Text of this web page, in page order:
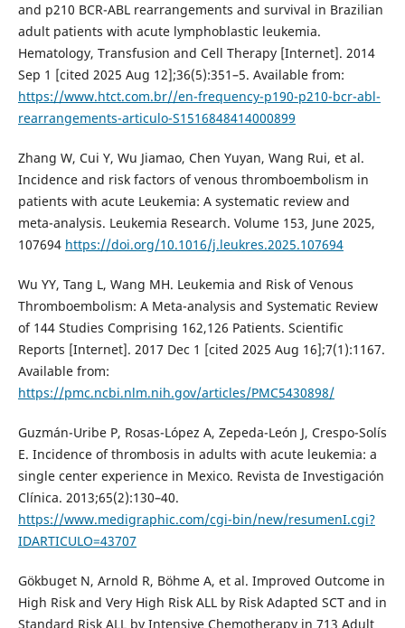
and p210 BCR-ABL rearrangements and survival in Brazilian
adult patients with acute lymphoblastic leukemia.
Hematology, Transfusion and Cell Therapy [Internet]. 2014
Sep 1 [cited 2025 Aug 12];36(5):351–5. Available from:
https://www.htct.com.br//en-frequency-p190-p210-bcr-abl-
rearrangements-articulo-S1516848414000899
Zhang W, Cui Y, Wu Jiamao, Chen Yuyan, Wang Rui, et al.
Incidence and risk factors of venous thromboembolism in
patients with acute Leukemia: A systematic review and
meta-analysis. Leukemia Research. Volume 153, June 2025,
107694 https://doi.org/10.1016/j.leukres.2025.107694
Wu YY, Tang L, Wang MH. Leukemia and Risk of Venous
Thromboembolism: A Meta-analysis and Systematic Review
of 144 Studies Comprising 162,126 Patients. Scientific
Reports [Internet]. 2017 Dec 1 [cited 2025 Aug 16];7(1):1167.
Available from:
https://pmc.ncbi.nlm.nih.gov/articles/PMC5430898/
Guzmán-Uribe P, Rosas-López A, Zepeda-León J, Crespo-Solís
E. Incidence of thrombosis in adults with acute leukemia: a
single center experience in Mexico. Revista de Investigación
Clínica. 2013;65(2):130–40.
https://www.medigraphic.com/cgi-bin/new/resumenI.cgi?
IDARTICULO=43707
Gökbuget N, Arnold R, Böhme A, et al. Improved Outcome in
High Risk and Very High Risk ALL by Risk Adapted SCT and in
Standard Risk ALL by Intensive Chemotherapy in 713 Adult